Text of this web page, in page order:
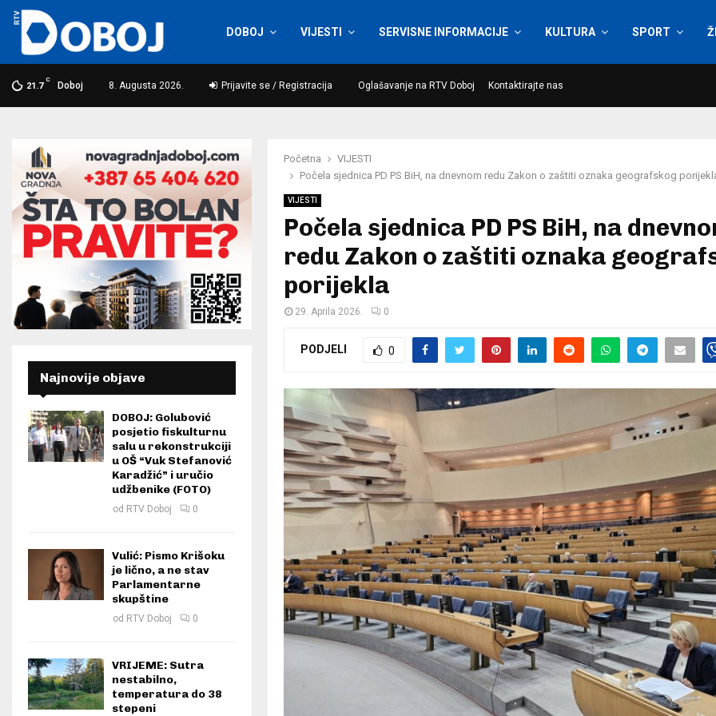
DOBOJ VIJESTI SERVISNE INFORMACIJE KULTURA SPORT
21.7
C
Doboj 8. Augusta 2026. Prijavite se / Registracija Oglašavanje na RTV Doboj Kontaktirajte nas
Početna
VIJESTI
Počela sjednica PD PS BiH, na dnevnom redu Zakon o zaštiti oznaka geografskog
VIJESTI
Počela sjednica PD PS BiH, na
redu Zakon o zaštiti oznaka
porijekla
29. Aprila 2026. 0
PODJELI 0
Najnovije objave
DOBOJ: Golubović
posjetio fiskulturnu
salu u rekonstrukciji
u OŠ “Vuk Stefanović
Karadžić” i uručio
udžbenike (FOTO)
od RTV Doboj 0
Vulić: Pismo Krišoku
je lično, a ne stav
Parlamentarne
skupštine
od RTV Doboj 0
VRIJEME: Sutra
nestabilno,
temperatura do 38
stepeni